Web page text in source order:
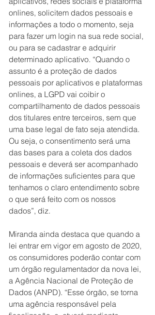
onlines, solicitem dados pessoais e
informações a todo o momento, seja
para fazer um login na sua rede social,
ou para se cadastrar e adquirir
determinado aplicativo. “Quando o
assunto é a proteção de dados
pessoais por aplicativos e plataformas
onlines, a LGPD vai coibir o
compartilhamento de dados pessoais
dos titulares entre terceiros, sem que
uma base legal de fato seja atendida.
Ou seja, o consentimento será uma
das bases para a coleta dos dados
pessoais e deverá ser acompanhado
de informações suficientes para que
tenhamos o claro entendimento sobre
o que será feito com os nossos
dados”, diz.
Miranda ainda destaca que quando a
lei entrar em vigor em agosto de 2020,
os consumidores poderão contar com
um órgão regulamentador da nova lei,
a Agência Nacional de Proteção de
Dados (ANPD). “Esse órgão, se torna
uma agência responsável pela